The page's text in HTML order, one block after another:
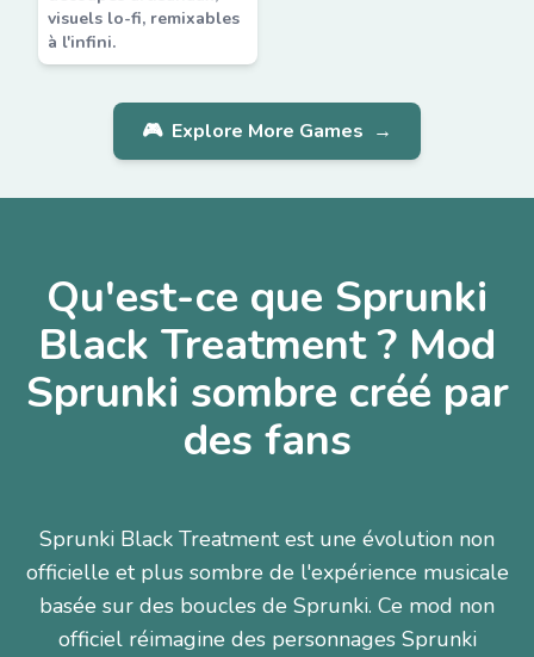
visuels lo-fi, remixables
à l'infini.
🎮 Explore More Games →
Qu'est-ce que Sprunki
Black Treatment ? Mod
Sprunki sombre créé par
des fans
Sprunki Black Treatment est une évolution non
officielle et plus sombre de l'expérience musicale
basée sur des boucles de Sprunki. Ce mod non
officiel réimagine des personnages Sprunki